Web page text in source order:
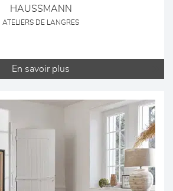
HAUSSMANN
ATELIERS DE LANGRES
En savoir plus